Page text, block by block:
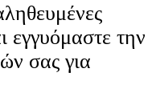
εγγυόμαστε την
σας για